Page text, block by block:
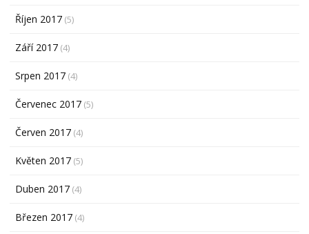
Říjen 2017 (5)
Září 2017 (4)
Srpen 2017 (4)
Červenec 2017 (5)
Červen 2017 (4)
Květen 2017 (5)
Duben 2017 (4)
Březen 2017 (4)